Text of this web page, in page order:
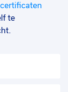
certificaten
te